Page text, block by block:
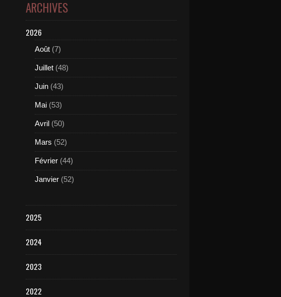
ARCHIVES
2026
Août (7)
Juillet (48)
Juin (43)
Mai (53)
Avril (50)
Mars (52)
Février (44)
Janvier (52)
2025
2024
2023
2022